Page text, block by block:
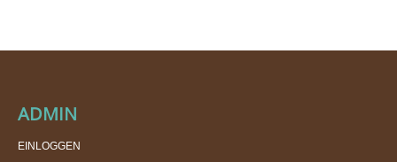
ADMIN
EINLOGGEN